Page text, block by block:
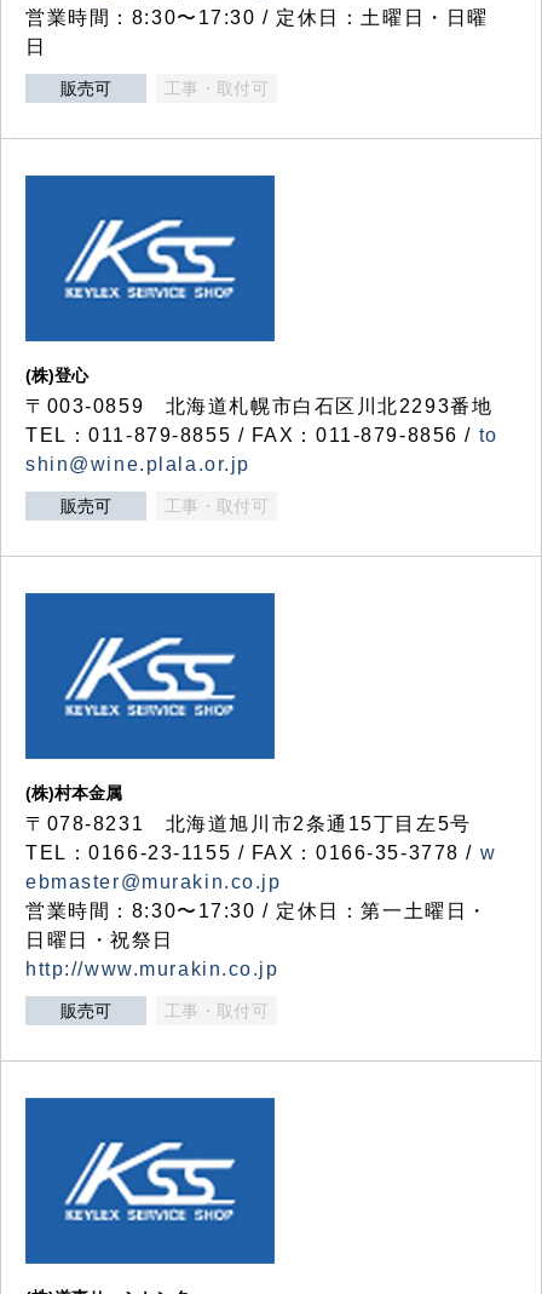
営業時間：8:30〜17:30 / 定休日：土曜日・日曜
日
販売可 工事・取付可
(株)登心
〒003-0859 北海道札幌市白石区川北2293番地
TEL：011-879-8855 / FAX：011-879-8856 / to
shin@wine.plala.or.jp
販売可 工事・取付可
(株)村本金属
〒078-8231 北海道旭川市2条通15丁目左5号
TEL：0166-23-1155 / FAX：0166-35-3778 / w
ebmaster@murakin.co.jp
営業時間：8:30〜17:30 / 定休日：第一土曜日・
日曜日・祝祭日
http://www.murakin.co.jp
販売可 工事・取付可